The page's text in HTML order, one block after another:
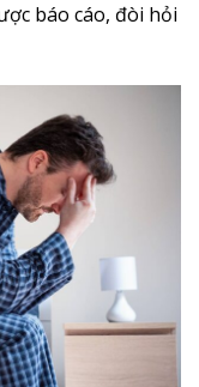
báo cáo, đòi hỏi